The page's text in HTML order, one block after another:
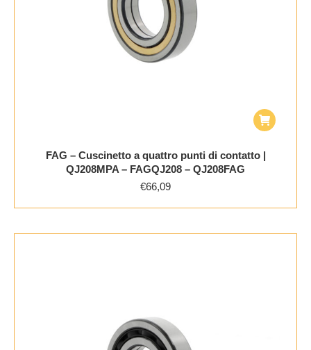
FAG – Cuscinetto a quattro punti di contatto |
QJ208MPA – FAGQJ208 – QJ208FAG
€66,09